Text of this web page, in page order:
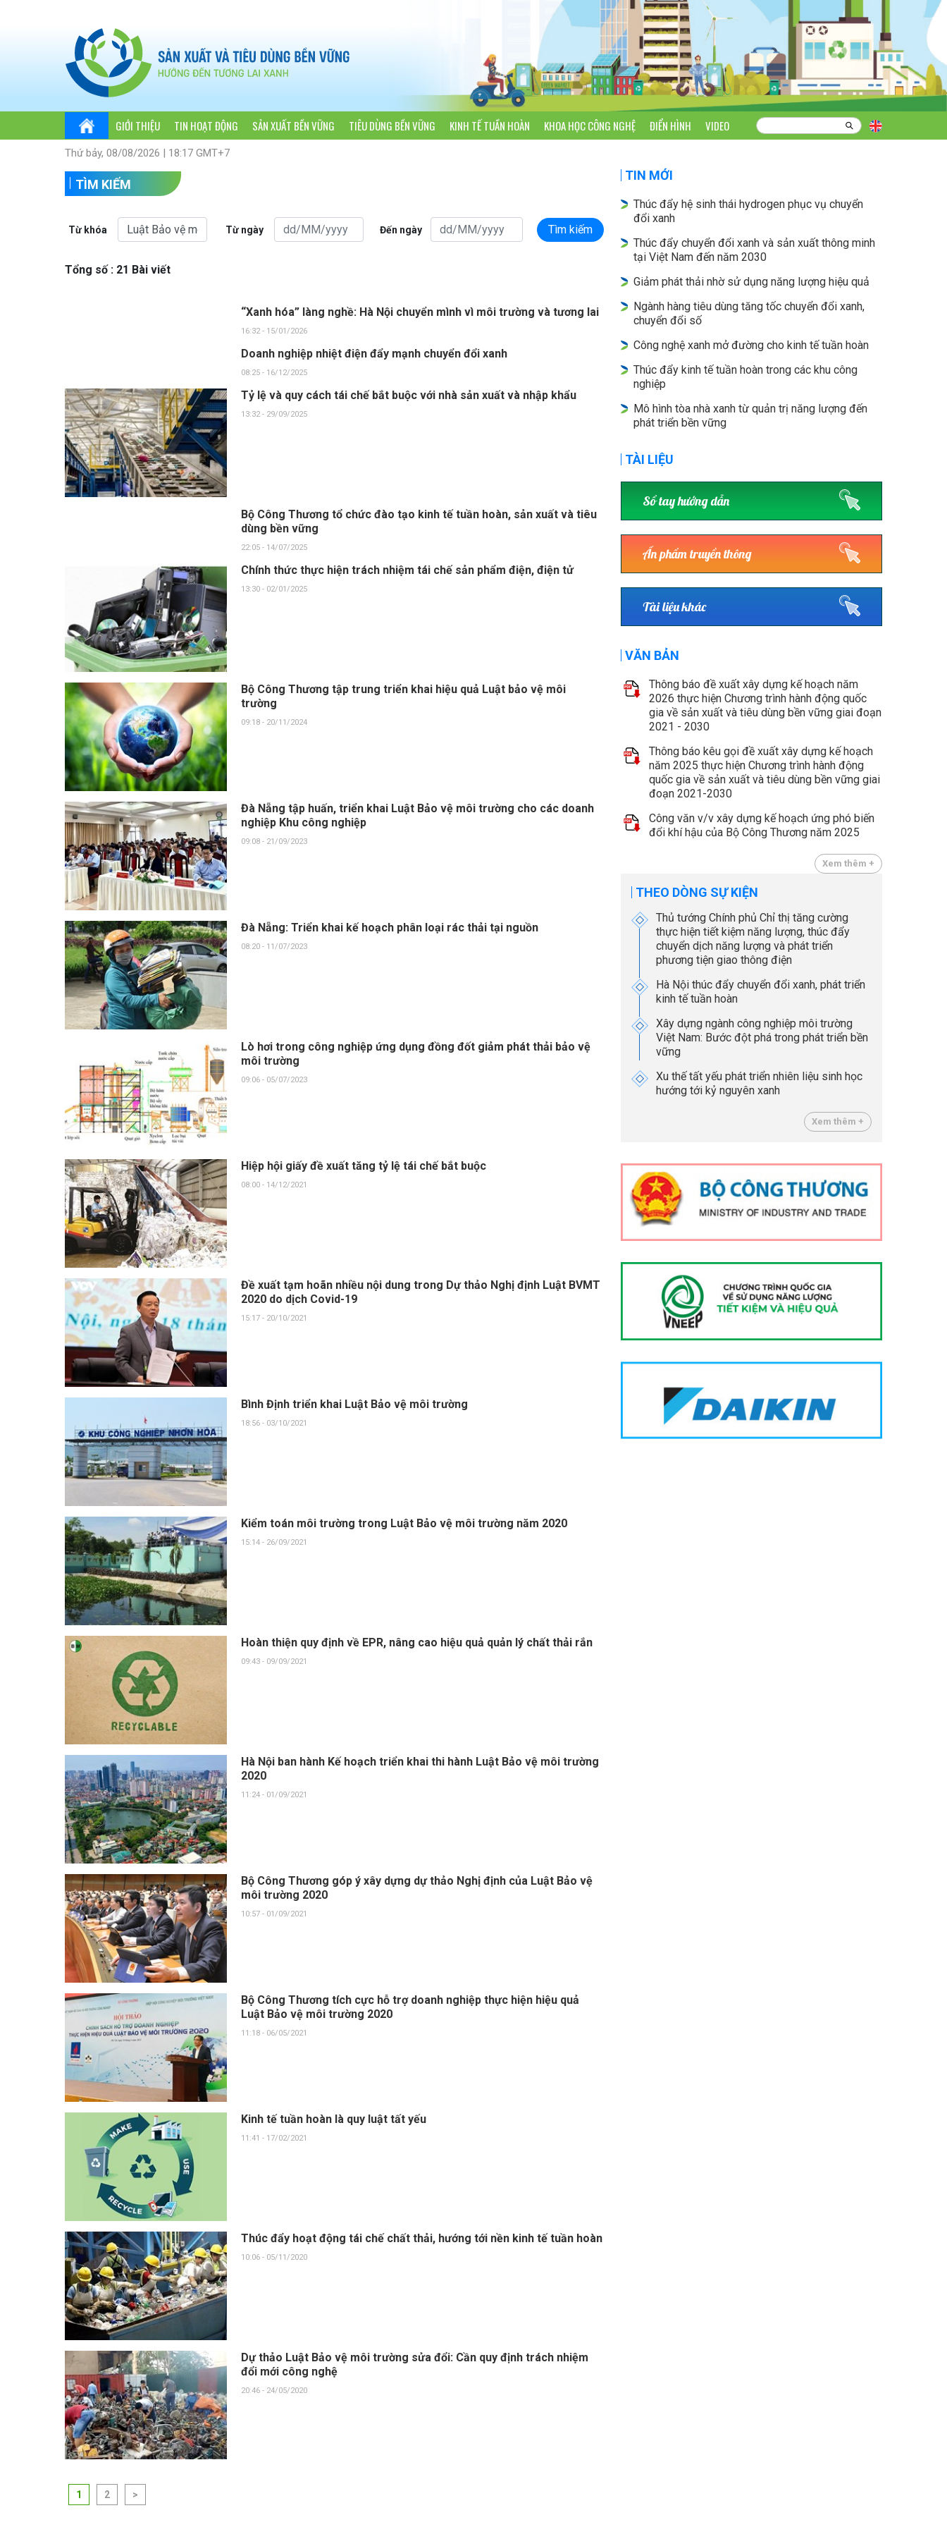
GIỚI THIỆU TIN HOẠT ĐỘNG SẢN XUẤT BỀN VỮNG TIÊU DÙNG BỀN VỮNG KINH TẾ TUẦN HOÀN KHOA HỌC CÔNG NGHỆ ĐIỂN HÌNH VIDEO
Thứ bảy, 08/08/2026 | 18:17 GMT+7
TÌM KIẾM
Từ khóa Từ ngày Đến ngày Tìm kiếm
Tổng số : 21 Bài viết
“Xanh hóa” làng nghề: Hà Nội chuyển mình vì môi trường và tương lai
16:32 - 15/01/2026
Doanh nghiệp nhiệt điện đẩy mạnh chuyển đổi xanh
08:25 - 16/12/2025
Tỷ lệ và quy cách tái chế bắt buộc với nhà sản xuất và nhập khẩu
13:32 - 29/09/2025
Bộ Công Thương tổ chức đào tạo kinh tế tuần hoàn, sản xuất và tiêu
dùng bền vững
22:05 - 14/07/2025
Chính thức thực hiện trách nhiệm tái chế sản phẩm điện, điện tử
13:30 - 02/01/2025
Bộ Công Thương tập trung triển khai hiệu quả Luật bảo vệ môi
trường
09:18 - 20/11/2024
Đà Nẵng tập huấn, triển khai Luật Bảo vệ môi trường cho các doanh
nghiệp Khu công nghiệp
09:08 - 21/09/2023
Đà Nẵng: Triển khai kế hoạch phân loại rác thải tại nguồn
08:20 - 11/07/2023
Lò hơi trong công nghiệp ứng dụng đồng đốt giảm phát thải bảo vệ
môi trường
09:06 - 05/07/2023
Hiệp hội giấy đề xuất tăng tỷ lệ tái chế bắt buộc
08:00 - 14/12/2021
Đề xuất tạm hoãn nhiều nội dung trong Dự thảo Nghị định Luật BVMT
2020 do dịch Covid-19
15:17 - 20/10/2021
Bình Định triển khai Luật Bảo vệ môi trường
18:56 - 03/10/2021
Kiểm toán môi trường trong Luật Bảo vệ môi trường năm 2020
15:14 - 26/09/2021
Hoàn thiện quy định về EPR, nâng cao hiệu quả quản lý chất thải rắn
09:43 - 09/09/2021
Hà Nội ban hành Kế hoạch triển khai thi hành Luật Bảo vệ môi trường
2020
11:24 - 01/09/2021
Bộ Công Thương góp ý xây dựng dự thảo Nghị định của Luật Bảo vệ
môi trường 2020
10:57 - 01/09/2021
Bộ Công Thương tích cực hỗ trợ doanh nghiệp thực hiện hiệu quả
Luật Bảo vệ môi trường 2020
11:18 - 06/05/2021
Kinh tế tuần hoàn là quy luật tất yếu
11:41 - 17/02/2021
Thúc đẩy hoạt động tái chế chất thải, hướng tới nền kinh tế tuần hoàn
10:06 - 05/11/2020
Dự thảo Luật Bảo vệ môi trường sửa đổi: Cần quy định trách nhiệm
đổi mới công nghệ
20:46 - 24/05/2020
1 2 >
TIN MỚI
Thúc đẩy hệ sinh thái hydrogen phục vụ chuyển
đổi xanh
Thúc đẩy chuyển đổi xanh và sản xuất thông minh
tại Việt Nam đến năm 2030
Giảm phát thải nhờ sử dụng năng lượng hiệu quả
Ngành hàng tiêu dùng tăng tốc chuyển đổi xanh,
chuyển đổi số
Công nghệ xanh mở đường cho kinh tế tuần hoàn
Thúc đẩy kinh tế tuần hoàn trong các khu công
nghiệp
Mô hình tòa nhà xanh từ quản trị năng lượng đến
phát triển bền vững
TÀI LIỆU
Sổ tay hướng dẫn
Ấn phẩm truyền thông
Tài liệu khác
VĂN BẢN
Thông báo đề xuất xây dựng kế hoạch năm
2026 thực hiện Chương trình hành động quốc
gia về sản xuất và tiêu dùng bền vững giai đoạn
2021 - 2030
Thông báo kêu gọi đề xuất xây dựng kế hoạch
năm 2025 thực hiện Chương trình hành động
quốc gia về sản xuất và tiêu dùng bền vững giai
đoạn 2021-2030
Công văn v/v xây dựng kế hoạch ứng phó biến
đổi khí hậu của Bộ Công Thương năm 2025
Xem thêm +
THEO DÒNG SỰ KIỆN
Thủ tướng Chính phủ Chỉ thị tăng cường
thực hiện tiết kiệm năng lượng, thúc đẩy
chuyển dịch năng lượng và phát triển
phương tiện giao thông điện
Hà Nội thúc đẩy chuyển đổi xanh, phát triển
kinh tế tuần hoàn
Xây dựng ngành công nghiệp môi trường
Việt Nam: Bước đột phá trong phát triển bền
vững
Xu thế tất yếu phát triển nhiên liệu sinh học
hướng tới kỷ nguyên xanh
Xem thêm +